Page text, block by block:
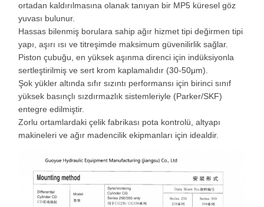
ortadan kaldırılmasına olanak tanıyan bir MP5 küresel göz
yuvası bulunur.
Hassas bilenmiş borulara sahip ağır hizmet tipi değirmen tipi
yapı, aşırı ısı ve titreşimde maksimum güvenilirlik sağlar.
Piston çubuğu, en yüksek aşınma direnci için indüksiyonla
sertleştirilmiş ve sert krom kaplamalıdır (30-50μm).
Şok yükler altında sıfır sızıntı performansı için birinci sınıf
yüksek basınçlı sızdırmazlık sistemleriyle (Parker/SKF)
entegre edilmiştir.
Zorlu ortamlardaki çelik fabrikası pota kontrolü, altyapı
makineleri ve ağır madencilik ekipmanları için idealdir.